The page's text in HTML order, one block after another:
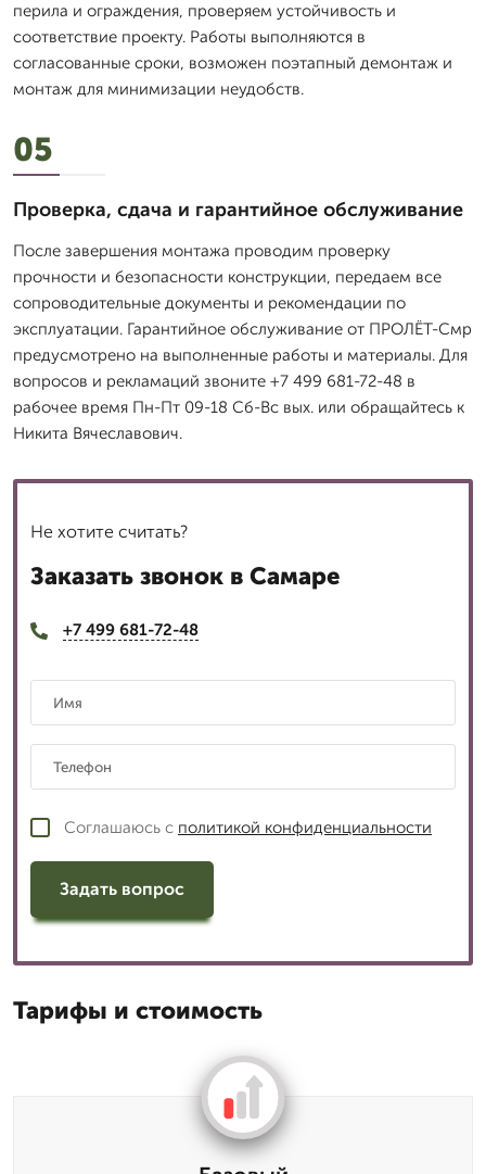
перила и ограждения, проверяем устойчивость и
соответствие проекту. Работы выполняются в
согласованные сроки, возможен поэтапный демонтаж и
монтаж для минимизации неудобств.
05
Проверка, сдача и гарантийное обслуживание
После завершения монтажа проводим проверку
прочности и безопасности конструкции, передаем все
сопроводительные документы и рекомендации по
эксплуатации. Гарантийное обслуживание от ПРОЛЁТ-Смр
предусмотрено на выполненные работы и материалы. Для
вопросов и рекламаций звоните +7 499 681-72-48 в
рабочее время Пн-Пт 09-18 Сб-Вс вых. или обращайтесь к
Никита Вячеславович.
Не хотите считать?
Заказать звонок в Самаре
+7 499 681-72-48
Соглашаюсь с политикой конфиденциальности
Задать вопрос
Тарифы и стоимость